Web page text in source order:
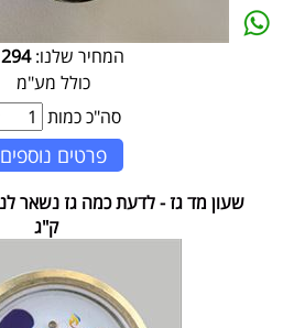
המחיר שלנו:294
כולל מע"מ
סה"כ כמות
פרטים נוספים
ק"ג